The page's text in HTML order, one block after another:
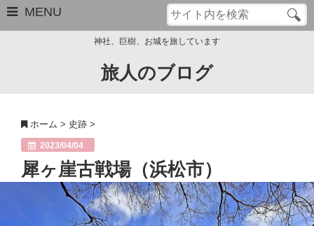
MENU
サイトマップ
管理人のプロフィール
Close
神社、巨樹、お城を旅しています
旅人のブログ
ホーム > 史跡 >
2023/04/04
犀ヶ崖古戦場（浜松市）